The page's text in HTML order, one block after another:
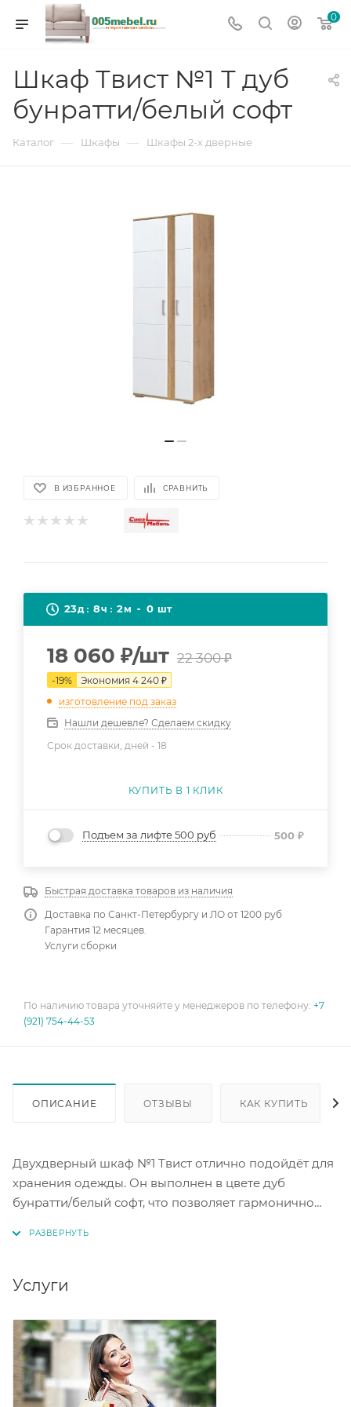
0
Шкаф Твист №1 Т дуб
бунратти/белый софт
Каталог — Шкафы — Шкафы 2-х дверные
В ИЗБРАННОЕ СРАВНИТЬ
23д 8ч 2м 0 шт
18 060 ₽/шт 22 300₽
-19% Экономия 4 240 ₽
изготовление под заказ
Нашли дешевле? Сделаем скидку
Срок доставки, дней - 18
КУПИТЬ В 1 КЛИК
Подъем за лифте 500 руб 500 ₽
Быстрая доставка товаров из наличия
Доставка по Санкт-Петербургу и ЛО от 1200 руб
Гарантия 12 месяцев.
Услуги сборки
По наличию товара уточняйте у менеджеров по телефону: +7
(921) 754-44-53
ОПИСАНИЕ ОТЗЫВЫ КАК КУПИТЬ
Двухдверный шкаф №1 Твист отлично подойдёт для
хранения одежды. Он выполнен в цвете дуб
бунратти/белый софт, что позволяет гармонично
конструкция шкафа гарантируют его долговечность
Услуги